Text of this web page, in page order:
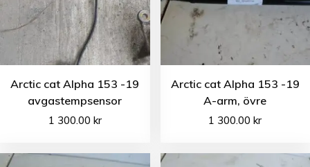
Arctic cat Alpha 153 -19
avgastempsensor
1 300.00 kr
Arctic cat Alpha 153 -19
A-arm, övre
1 300.00kr